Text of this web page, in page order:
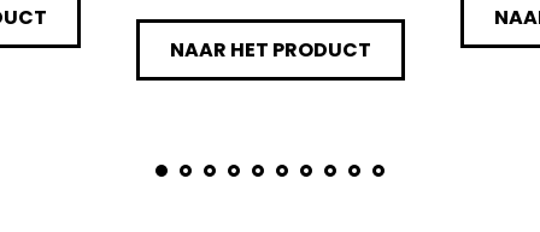
NAAR HET PRODUCT